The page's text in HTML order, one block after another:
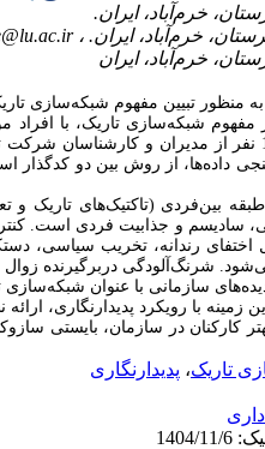
به منظور تبیین مفهوم شبکه­‌سازی
شبکه­‌سازی تاریک، با افراد
نمونه­‌گیری هدفمند و در نظر گرفتن اشباع نظری
داده­‌ها، از روش بین ­دو کدگذار
بین‌­فردی (تاکتیک‌­های تاریک و
سادیسم و جذابیت ­فردی است.
رندانه، تخریب سیاسی،
شرنگ‌آلودگی دربرگیرنده
سازمانی با عنوان
با رویکرد پدیدارنگاری،
کارکنان در سازمان، بایستی
تاریک، پدیدارنگاری